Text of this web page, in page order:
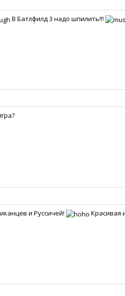
В Батлфилд 3 надо шпилить!!!
и Руссичей! Красивая